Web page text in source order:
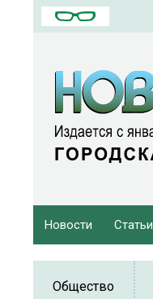
Новости Статьи
Общество